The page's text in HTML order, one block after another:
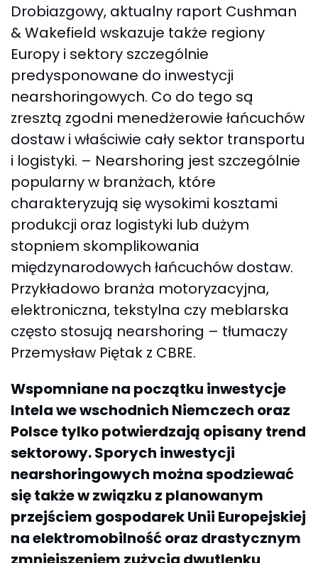
Drobiazgowy, aktualny raport Cushman
& Wakefield wskazuje także regiony
Europy i sektory szczególnie
predysponowane do inwestycji
nearshoringowych. Co do tego są
zresztą zgodni menedżerowie łańcuchów
dostaw i właściwie cały sektor transportu
i logistyki. – Nearshoring jest szczególnie
popularny w branżach, które
charakteryzują się wysokimi kosztami
produkcji oraz logistyki lub dużym
stopniem skomplikowania
międzynarodowych łańcuchów dostaw.
Przykładowo branża motoryzacyjna,
elektroniczna, tekstylna czy meblarska
często stosują nearshoring – tłumaczy
Przemysław Piętak z CBRE.
Wspomniane na początku inwestycje
Intela we wschodnich Niemczech oraz
Polsce tylko potwierdzają opisany trend
sektorowy. Sporych inwestycji
nearshoringowych można spodziewać
się także w związku z planowanym
przejściem gospodarek Unii Europejskiej
na elektromobilność oraz drastycznym